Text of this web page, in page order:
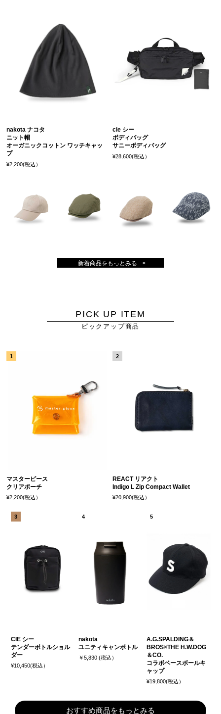
nakota ナコタ
ニット帽
オーガニックコットン ワッチキャッ
プ
¥2,200(税込）
cie シー
ボディバッグ
サニーボディバッグ
¥28,600(税込）
新着商品をもっとみる
PICK UP ITEM
ピックアップ商品
マスターピース
クリアポーチ
¥2,200(税込）
REACT リアクト
Indigo L Zip Compact Wallet
¥20,900(税込）
CIE シー
テンダーボトルショル
ダー
¥10,450(税込）
nakota
ユニティキャンボトル
￥5,830 (税込）
A.G.SPALDING＆
BROS×THE H.W.DOG
＆CO.
コラボベースボールキ
ャップ
¥19,800(税込）
おすすめ商品をもっとみる